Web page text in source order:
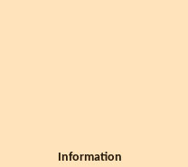
Information